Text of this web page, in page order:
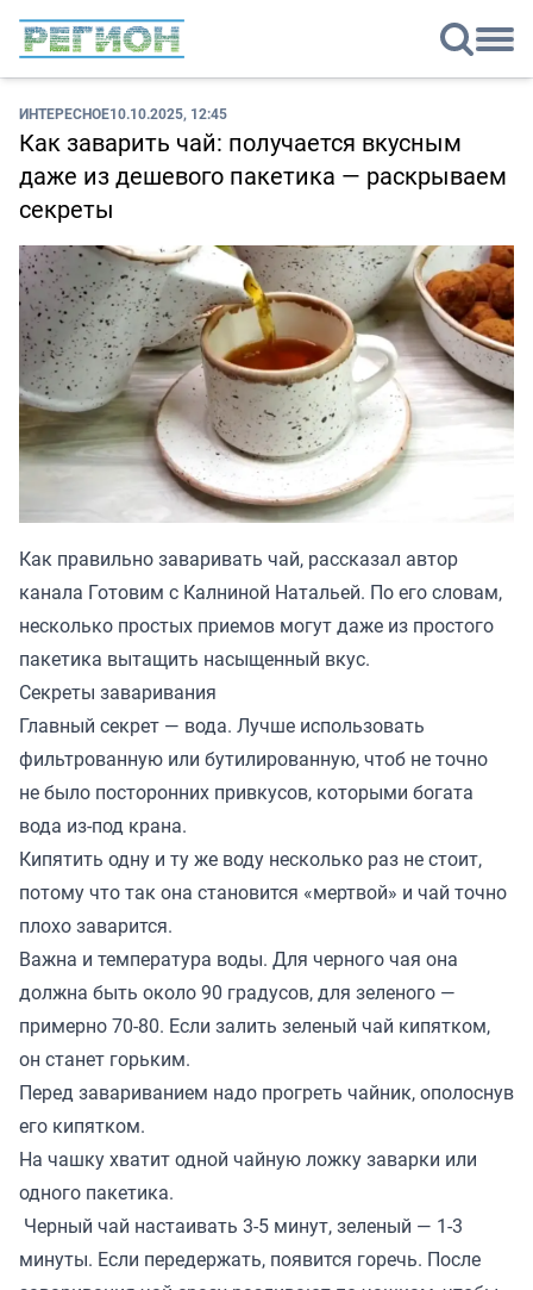
ИНТЕРЕСНОЕ10.10.2025, 12:45
Как заварить чай: получается вкусным
даже из дешевого пакетика — раскрываем
секреты
Как правильно заваривать чай, рассказал автор
канала Готовим с Калниной Натальей. По его словам,
несколько простых приемов могут даже из простого
пакетика вытащить насыщенный вкус.
Секреты заваривания
Главный секрет — вода. Лучше использовать
фильтрованную или бутилированную, чтоб не точно
не было посторонних привкусов, которыми богата
вода из-под крана.
Кипятить одну и ту же воду несколько раз не стоит,
потому что так она становится «мертвой» и чай точно
плохо заварится.
Важна и температура воды. Для черного чая она
должна быть около 90 градусов, для зеленого —
примерно 70-80. Если залить зеленый чай кипятком,
он станет горьким.
Перед завариванием надо прогреть чайник, ополоснув
его кипятком.
На чашку хватит одной чайную ложку заварки или
одного пакетика.
Черный чай настаивать 3-5 минут, зеленый — 1-3
минуты. Если передержать, появится горечь. После